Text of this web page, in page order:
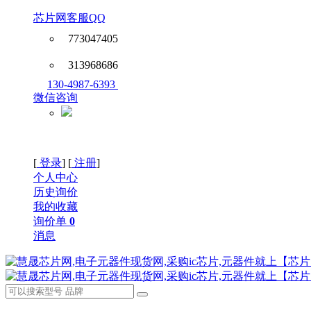
芯片网客服QQ
773047405
313968686
130-4987-6393
微信咨询
[ 登录] [ 注册]
个人中心
历史询价
我的收藏
询价单 0
消息